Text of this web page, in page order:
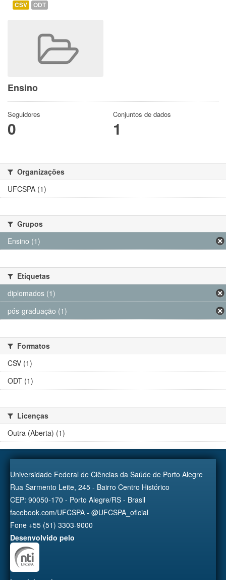
CSV ODT
Ensino
Seguidores
0
Conjuntos de dados
1
Organizações
UFCSPA (1)
Grupos
Ensino (1)
Etiquetas
diplomados (1)
pós-graduação (1)
Formatos
CSV (1)
ODT (1)
Licenças
Outra (Aberta) (1)
Universidade Federal de Ciências da Saúde de Porto Alegre
Rua Sarmento Leite, 245 - Bairro Centro Histórico
CEP: 90050-170 - Porto Alegre/RS - Brasil
facebook.com/UFCSPA - @UFCSPA_oficial
Fone +55 (51) 3303-9000
Desenvolvido pelo